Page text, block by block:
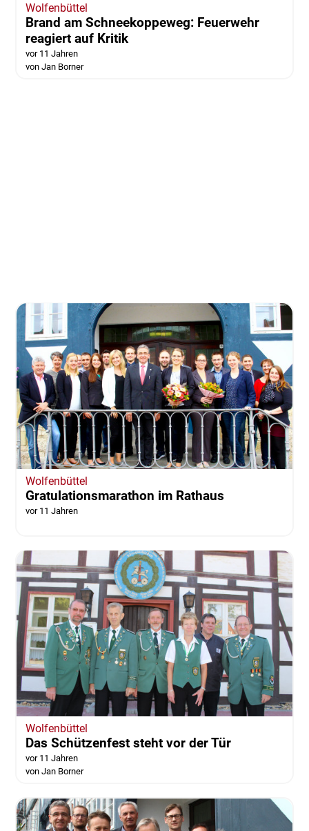
Wolfenbüttel
Brand am Schneekoppeweg: Feuerwehr
reagiert auf Kritik
vor 11 Jahren
von Jan Borner
Wolfenbüttel
Gratulationsmarathon im Rathaus
vor 11 Jahren
Wolfenbüttel
Das Schützenfest steht vor der Tür
vor 11 Jahren
von Jan Borner